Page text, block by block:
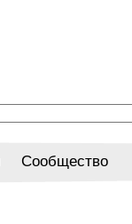
Сообщество